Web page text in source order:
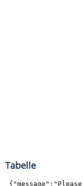
Tabelle